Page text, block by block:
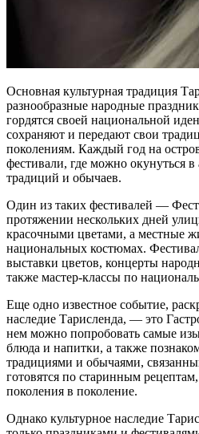
Основная культурная традиция
разнообразные народные
гордятся своей национальной
сохраняют и передают свои
поколениям. Каждый год на
фестивали, где можно окунуться
традиций и обычаев.
Один из таких фестивалей —
протяжении нескольких дней
красочными цветами, а местные
национальных костюмах.
выставки цветов, концерты
также мастер-классы по
Еще одно известное событие,
наследие Тарисленда, — это
нем можно попробовать самые
блюда и напитки, а также
традициями и обычаями,
готовятся по старинным
поколения в поколение.
Однако культурное наследие